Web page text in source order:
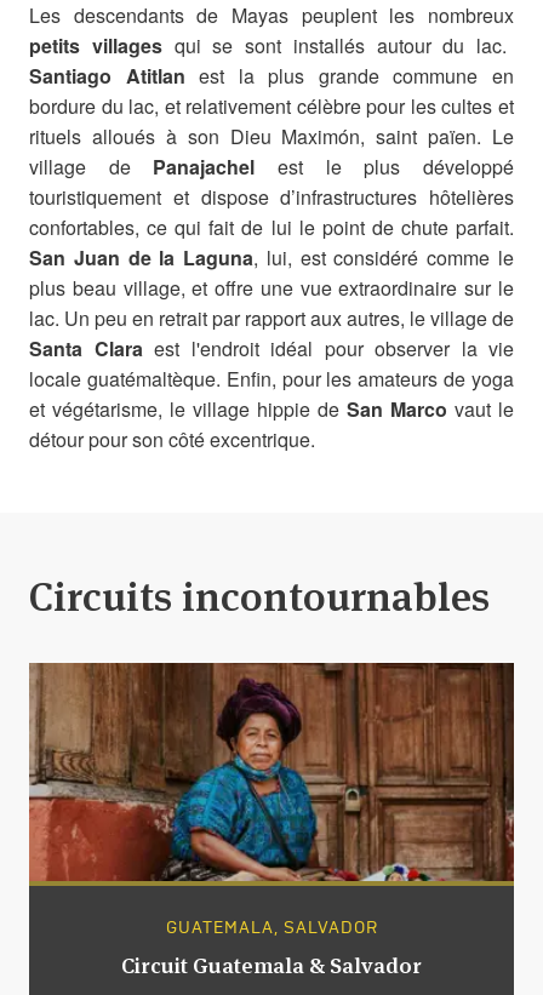
Les descendants de Mayas peuplent les nombreux
petits villages qui se sont installés autour du lac.
Santiago Atitlan est la plus grande commune en
bordure du lac, et relativement célèbre pour les cultes et
rituels alloués à son Dieu Maximón, saint païen. Le
village de Panajachel est le plus développé
touristiquement et dispose d’infrastructures hôtelières
confortables, ce qui fait de lui le point de chute parfait.
San Juan de la Laguna, lui, est considéré comme le
plus beau village, et offre une vue extraordinaire sur le
lac. Un peu en retrait par rapport aux autres, le village de
Santa Claraest l'endroit idéal pour observer la vie
locale guatémaltèque. Enfin, pour les amateurs de yoga
et végétarisme, le village hippie de San Marco vaut le
détour pour son côté excentrique.
Circuits incontournables
GUATEMALA, SALVADOR
Circuit Guatemala & Salvador